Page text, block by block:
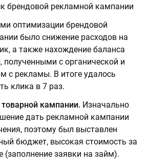
брендовой рекламной кампании
оптимизации брендовой
было снижение расходов на
а также нахождение баланса
с органической и
с рекламы. В итоге удалось
клика в 7 раз.
товарной кампании. Изначально
дать рекламной кампании
поэтому был выставлен
бюджет, высокая стоимость за
(заполнение заявки на займ).